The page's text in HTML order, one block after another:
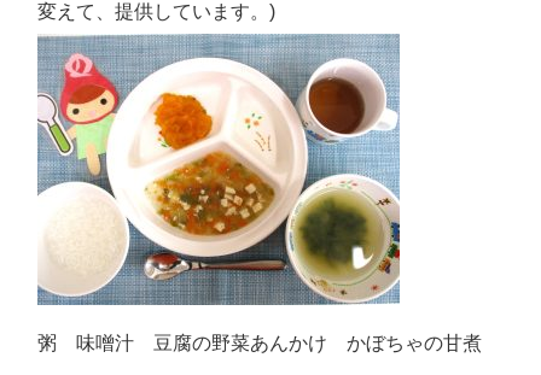
変えて、提供しています。)
粥 味噌汁 豆腐の野菜あんかけ かぼちゃの甘煮